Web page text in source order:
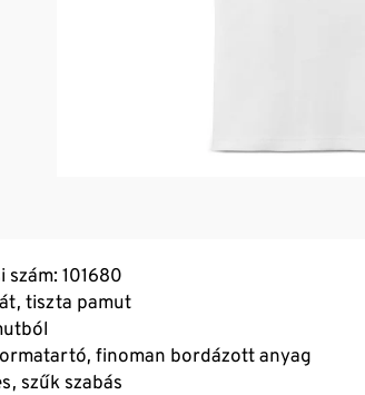
szám: 101680
tiszta pamut
finoman bordázott anyag
szűk szabás